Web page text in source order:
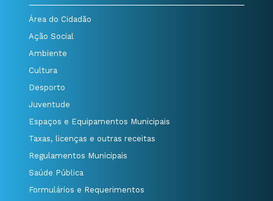
Área do Cidadão
Ação Social
Ambiente
Cultura
Desporto
Juventude
Espaços e Equipamentos Municipais
Taxas, licenças e outras receitas
Regulamentos Municipais
Saúde Pública
Formulários e Requerimentos